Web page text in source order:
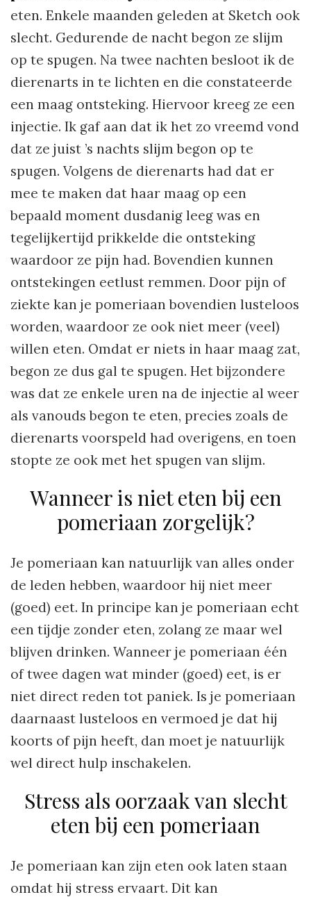
eten. Enkele maanden geleden at Sketch ook
slecht. Gedurende de nacht begon ze slijm
op te spugen. Na twee nachten besloot ik de
dierenarts in te lichten en die constateerde
een maag ontsteking. Hiervoor kreeg ze een
injectie. Ik gaf aan dat ik het zo vreemd vond
dat ze juist ’s nachts slijm begon op te
spugen. Volgens de dierenarts had dat er
mee te maken dat haar maag op een
bepaald moment dusdanig leeg was en
tegelijkertijd prikkelde die ontsteking
waardoor ze pijn had. Bovendien kunnen
ontstekingen eetlust remmen. Door pijn of
ziekte kan je pomeriaan bovendien lusteloos
worden, waardoor ze ook niet meer (veel)
willen eten. Omdat er niets in haar maag zat,
begon ze dus gal te spugen. Het bijzondere
was dat ze enkele uren na de injectie al weer
als vanouds begon te eten, precies zoals de
dierenarts voorspeld had overigens, en toen
stopte ze ook met het spugen van slijm.
Wanneer is niet eten bij een
pomeriaan zorgelijk?
Je pomeriaan kan natuurlijk van alles onder
de leden hebben, waardoor hij niet meer
(goed) eet. In principe kan je pomeriaan echt
een tijdje zonder eten, zolang ze maar wel
blijven drinken. Wanneer je pomeriaan één
of twee dagen wat minder (goed) eet, is er
niet direct reden tot paniek. Is je pomeriaan
daarnaast lusteloos en vermoed je dat hij
koorts of pijn heeft, dan moet je natuurlijk
wel direct hulp inschakelen.
Stress als oorzaak van slecht
eten bij een pomeriaan
Je pomeriaan kan zijn eten ook laten staan
omdat hij stress ervaart. Dit kan